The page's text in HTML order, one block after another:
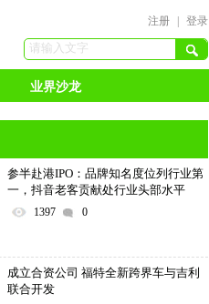
注册
登录
业界沙龙
参半赴港IPO：品牌知名度位列行业第
一，抖音老客贡献处行业头部水平
1397 0
成立合资公司 福特全新跨界车与吉利
联合开发